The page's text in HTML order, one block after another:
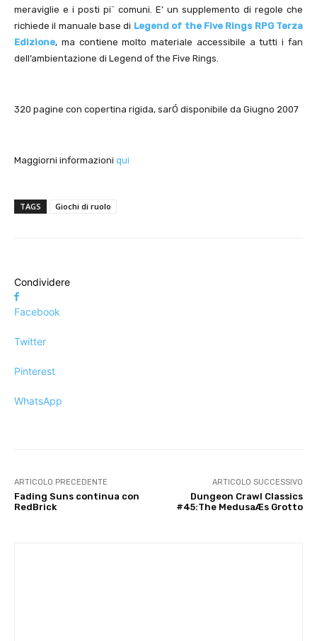
meraviglie e i posti pi¨ comuni. E’ un supplemento di regole che
richiede il manuale base di Legend of the Five Rings RPG Terza
Edizione, ma contiene molto materiale accessibile a tutti i fan
dell’ambientazione di Legend of the Five Rings.
320 pagine con copertina rigida, sarÓ disponibile da Giugno 2007
Maggiorni informazioni qui
TAGS Giochi di ruolo
Condividere
Facebook
Twitter
Pinterest
WhatsApp
ARTICOLO PRECEDENTE
Fading Suns continua con
RedBrick
ARTICOLO SUCCESSIVO
Dungeon Crawl Classics
#45:The MedusaÆs Grotto